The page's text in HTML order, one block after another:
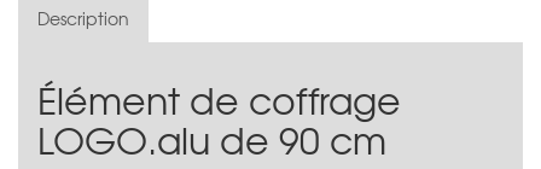
Description
Élément de coffrage
LOGO.alu de 90 cm